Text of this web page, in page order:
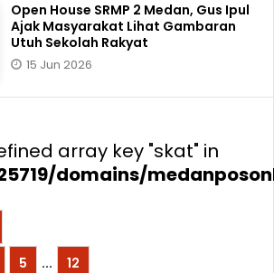
Open House SRMP 2 Medan, Gus Ipul
Ajak Masyarakat Lihat Gambaran
Utuh Sekolah Rakyat
15 Jun 2026
array key "skat" in
domains/
5 ...
12